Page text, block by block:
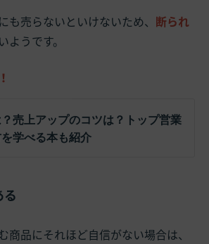
も売らないといけないため、 断られ
ようです。
売上アップのコツは？トップ営業
学べる本も紹介
商品にそれほど自信がない場合は、